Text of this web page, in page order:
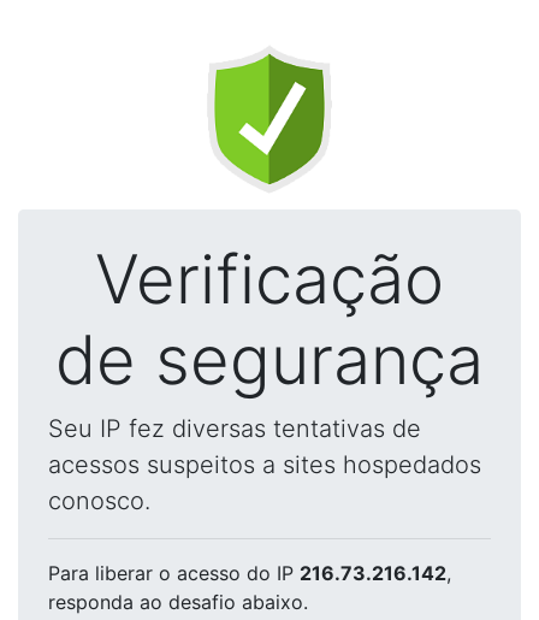
Verificação
de segurança
Seu IP fez diversas tentativas de
acessos suspeitos a sites hospedados
conosco.
Para liberar o acesso do IP 216.73.216.142,
responda ao desafio abaixo.